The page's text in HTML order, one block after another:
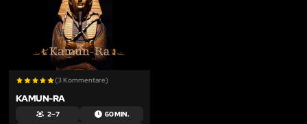
(3 Kommentare)
KAMUN-RA
2 – 7 60 MIN.